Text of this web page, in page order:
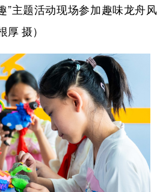
”主题活动现场参加趣味龙舟风
摄）